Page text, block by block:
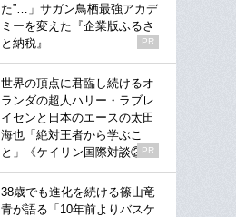
た”…」サガン鳥栖最強アカデ
ミーを変えた『企業版ふるさ
と納税』
PR
世界の頂点に君臨し続けるオ
ランダの超人ハリー・ラブレ
イセンと日本のエースの太田
海也「絶対王者から学ぶこ
と」《ケイリン国際対談②》
PR
38歳でも進化を続ける篠山竜
青が語る「10年前よりバスケ